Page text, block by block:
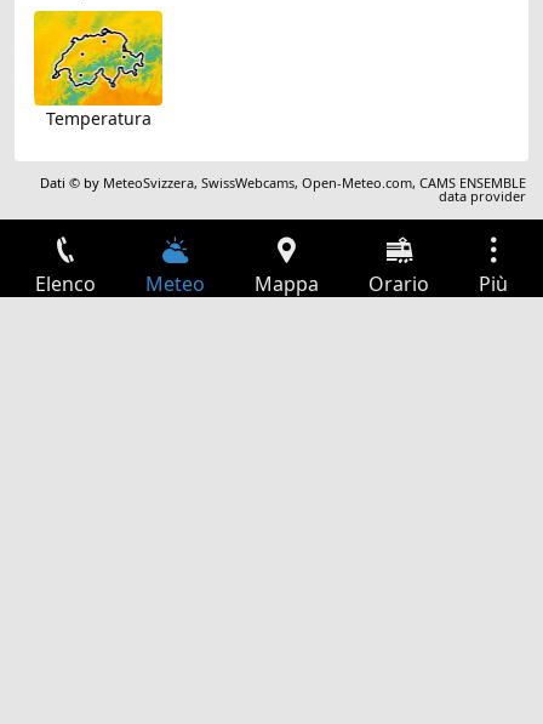
Temperatura
Dati © by MeteoSvizzera,SwissWebcams,Open-Meteo.com,CAMS ENSEMBLE
data provider
Elenco Meteo Mappa Orario Più